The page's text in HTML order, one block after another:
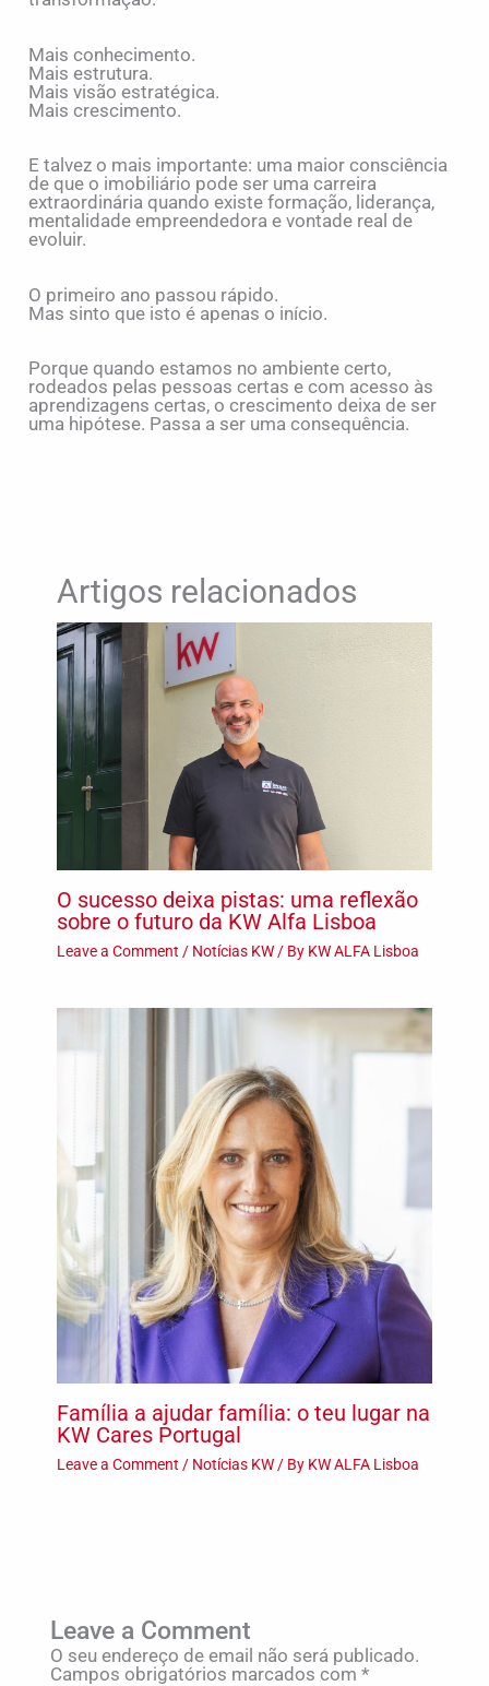
Mais conhecimento.
Mais estrutura.
Mais visão estratégica.
Mais crescimento.
E talvez o mais importante: uma maior consciência
de que o imobiliário pode ser uma carreira
extraordinária quando existe formação, liderança,
mentalidade empreendedora e vontade real de
evoluir.
O primeiro ano passou rápido.
Mas sinto que isto é apenas o início.
Porque quando estamos no ambiente certo,
rodeados pelas pessoas certas e com acesso às
aprendizagens certas, o crescimento deixa de ser
uma hipótese. Passa a ser uma consequência.
Artigos relacionados
O sucesso deixa pistas: uma reflexão
sobre o futuro da KW Alfa Lisboa
Leave a Comment / Notícias KW/ By KW ALFA Lisboa
Família a ajudar família: o teu lugar na
KW Cares Portugal
Leave a Comment / Notícias KW/ By KW ALFA Lisboa
Leave a Comment
O seu endereço de email não será publicado.
Campos obrigatórios marcados com *